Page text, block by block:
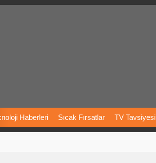
Haberleri Sıcak Fırsatlar TV Tavsiyesi